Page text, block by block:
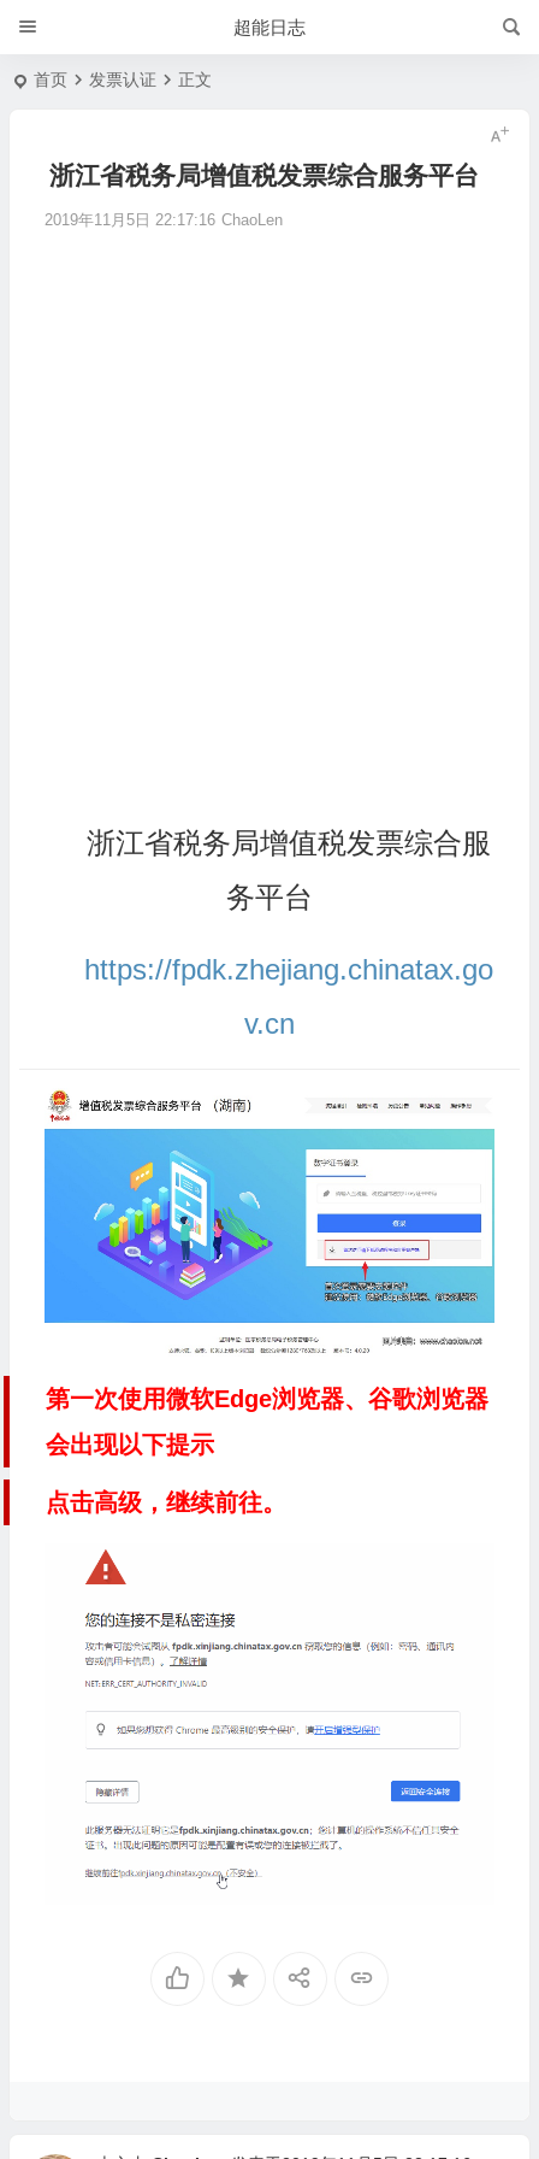
超能日志
首页 发票认证 正文
浙江省税务局增值税发票综合服务平台
2019年11月5日 22:17:16 ChaoLen
浙江省税务局增值税发票综合服
务平台
https://fpdk.zhejiang.chinatax.go
v.cn
第一次使用微软Edge浏览器、谷歌浏览器
会出现以下提示
点击高级，继续前往。